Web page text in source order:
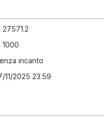
27571.2
1000
incanto
11/2025 23:59